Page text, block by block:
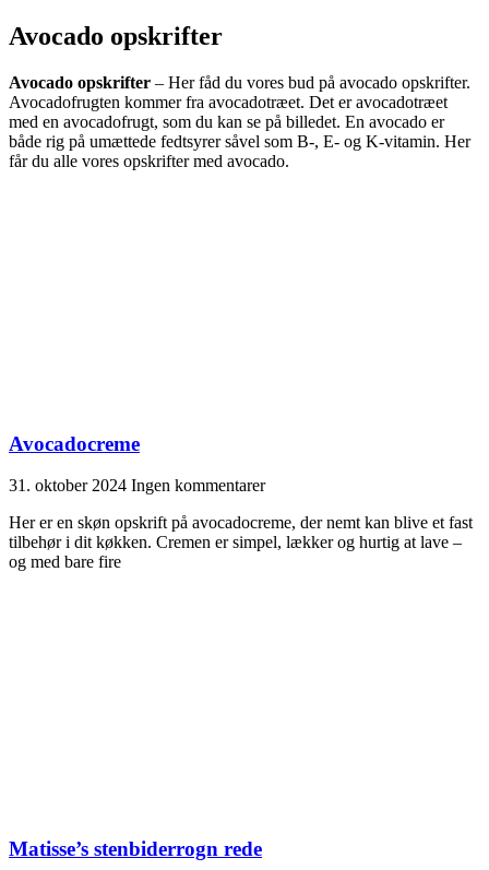
Avocado opskrifter
Avocado opskrifter – Her fåd du vores bud på avocado opskrifter.
Avocadofrugten kommer fra avocadotræet. Det er avocadotræet
med en avocadofrugt, som du kan se på billedet. En avocado er
både rig på umættede fedtsyrer såvel som B-, E- og K-vitamin. Her
får du alle vores opskrifter med avocado.
Avocadocreme
31. oktober 2024 Ingen kommentarer
Her er en skøn opskrift på avocadocreme, der nemt kan blive et fast
tilbehør i dit køkken. Cremen er simpel, lækker og hurtig at lave –
og med bare fire
Matisse’s stenbiderrogn rede